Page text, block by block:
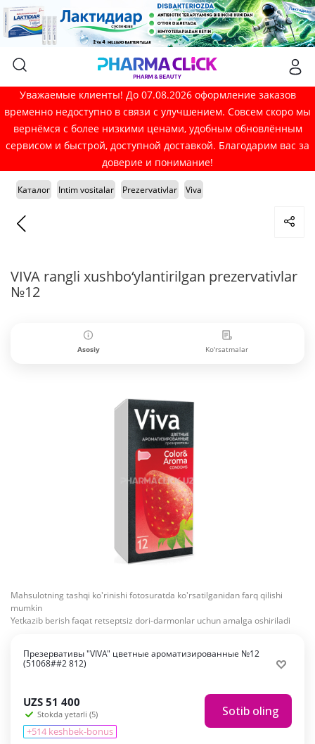
Уважаемые клиенты! До 07.08.2026 оформление заказов
временно недоступно в связи с улучшением. Совсем скоро мы
вернёмся с более низкими ценами, удобным обновлённым
сервисом и быстрой, доступной доставкой. Благодарим вас за
доверие и понимание!
Каталог Intim vositalar Prezervativlar Viva
VIVA rangli xushbo‘ylantirilgan prezervativlar
№12
Asosiy Ko'rsatmalar
Mahsulotning tashqi ko'rinishi fotosuratda ko'rsatilganidan farq qilishi
mumkin
Yetkazib berish faqat retseptsiz dori-darmonlar uchun amalga oshiriladi
Презервативы "VIVA" цветные ароматизированные №12
(51068##2 812)
UZS 51 400
Stokda yetarli (5)
+514 keshbek-bonus
Sotib oling